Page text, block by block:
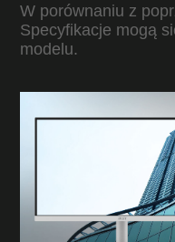
W porównaniu z
Specyfikacje mogą
modelu.